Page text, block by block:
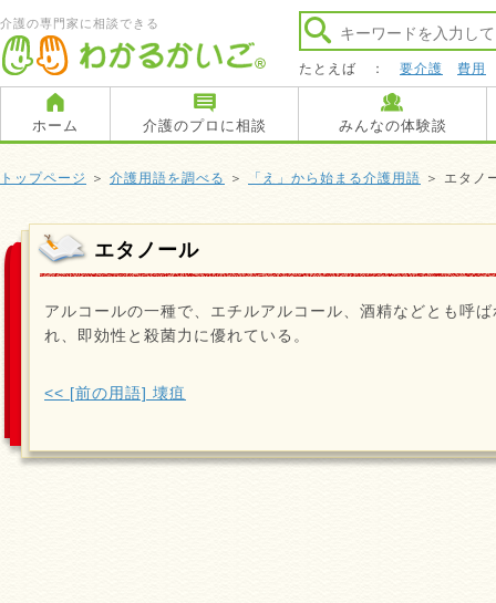
介護の専門家に相談できる
たとえば ： 要介護 費用
ホーム 介護のプロに相談 みんなの体験談
トップページ ＞ 介護用語を調べる ＞ 「え」から始まる介護用語 ＞ エタノ
エタノール
アルコールの一種で、エチルアルコール、酒精などとも呼
れ、即効性と殺菌力に優れている。
<< [前の用語] 壊疽